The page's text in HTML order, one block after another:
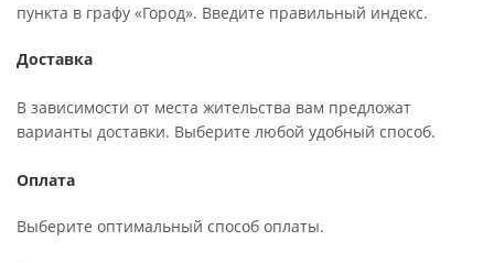
пункта в графу «Город». Введите правильный индекс.
Доставка
В зависимости от места жительства вам предложат
варианты доставки. Выберите любой удобный способ.
Оплата
Выберите оптимальный способ оплаты.